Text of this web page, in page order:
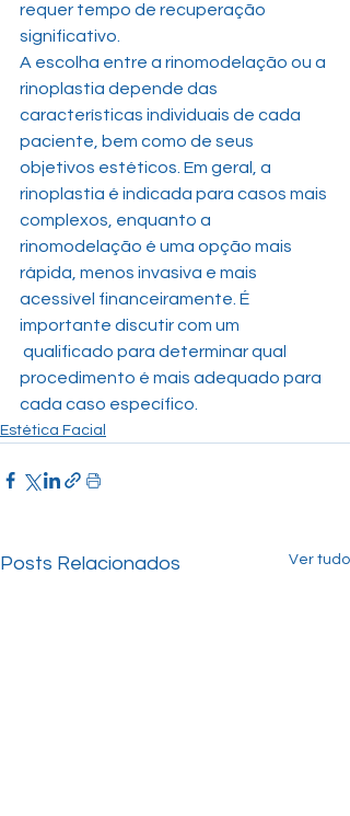
requer tempo de recuperação
significativo.
A escolha entre a rinomodelação ou a
rinoplastia depende das
características individuais de cada
paciente, bem como de seus
objetivos estéticos. Em geral, a
rinoplastia é indicada para casos mais
complexos, enquanto a
rinomodelação é uma opção mais
rápida, menos invasiva e mais
acessível financeiramente. É
importante discutir com um
procedimento é mais adequado para
cada caso específico.
Estética Facial
Posts Relacionados Ver tudo